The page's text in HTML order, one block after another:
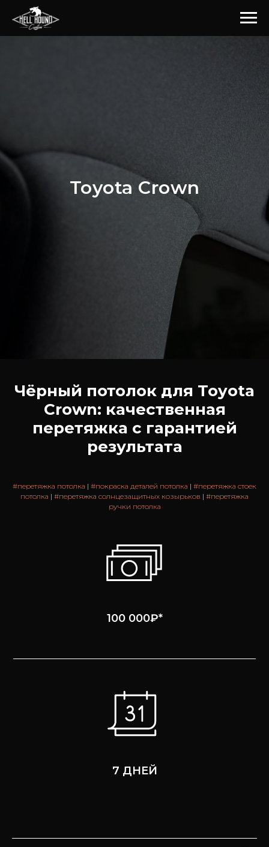
Toyota Crown
Чёрный потолок для Toyota
Crown: качественная
перетяжка с гарантией
результата
#перетяжка потолка | #покраска деталей потолка | #перетяжка стоек
потолка | #перетяжка солнцезащитных козырьков | #перетяжка
ручки потолка
100 000₽*
7 ДНЕЙ